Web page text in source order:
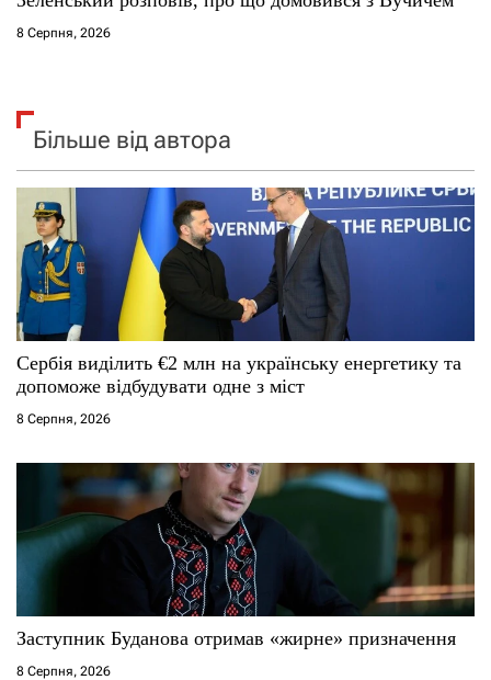
8 Серпня, 2026
Більше від автора
Сербія виділить €2 млн на українську енергетику та
допоможе відбудувати одне з міст
8 Серпня, 2026
Заступник Буданова отримав «жирне» призначення
8 Серпня, 2026